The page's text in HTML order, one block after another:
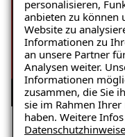
personalisieren,
anbieten zu können
Website zu
Informationen zu
an unsere Partner
Analysen weiter.
Informationen
zusammen, die Sie
sie im Rahmen
haben. Weitere
Ratgeber
Drainage“
– jetzt